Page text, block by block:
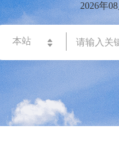
2026年